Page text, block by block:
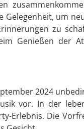
um
zu
Genießen der
2024
vor. In der
Erlebnis. Die